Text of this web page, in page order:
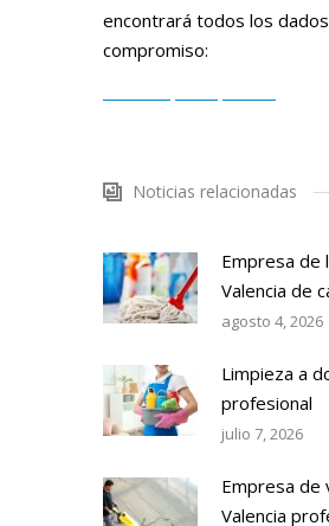
encontrará todos los
compromiso:
Noticias relacionadas
Empresa de
Valencia de
agosto 4, 2026
Limpieza a
profesional
julio 7, 2026
Empresa de
Valencia